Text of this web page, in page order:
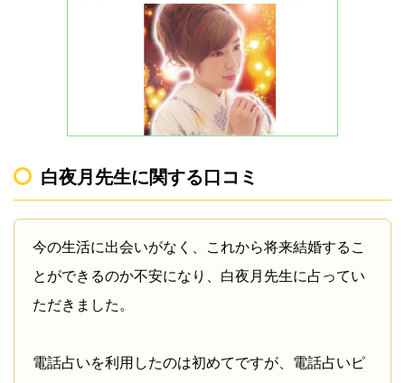
白夜月先生に関する口コミ
今の生活に出会いがなく、これから将来結婚するこ
とができるのか不安になり、白夜月先生に占ってい
ただきました。
電話占いを利用したのは初めてですが、電話占いピ